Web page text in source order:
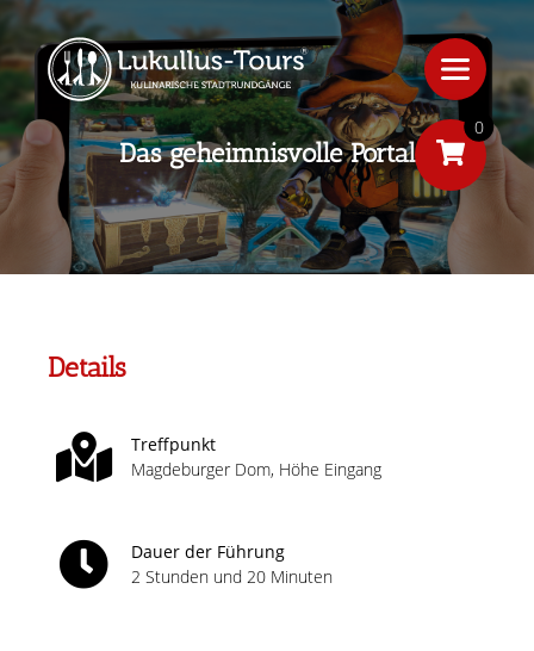
Das geheimnisvolle Portal
Details
Treffpunkt
Magdeburger Dom, Höhe Eingang
Dauer der Führung
2 Stunden und 20 Minuten
0